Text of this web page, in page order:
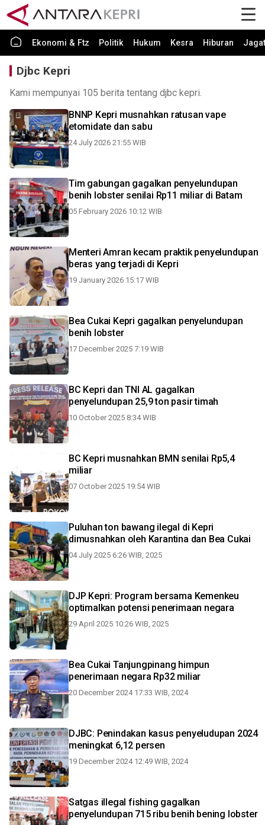
Ekonomi & Ftz Politik Hukum Kesra Hiburan Jagat
Djbc Kepri
Kami mempunyai 105 berita tentang djbc kepri.
BNNP Kepri musnahkan ratusan vape
etomidate dan sabu
24 July 2026 21:55 WIB
Tim gabungan gagalkan penyelundupan
benih lobster senilai Rp11 miliar di Batam
05 February 2026 10:12 WIB
Menteri Amran kecam praktik penyelundupan
beras yang terjadi di Kepri
19 January 2026 15:17 WIB
Bea Cukai Kepri gagalkan penyelundupan
benih lobster
17 December 2025 7:19 WIB
BC Kepri dan TNI AL gagalkan
penyelundupan 25,9 ton pasir timah
10 October 2025 8:34 WIB
BC Kepri musnahkan BMN senilai Rp5,4
miliar
07 October 2025 19:54 WIB
Puluhan ton bawang ilegal di Kepri
dimusnahkan oleh Karantina dan Bea Cukai
04 July 2025 6:26 WIB, 2025
DJP Kepri: Program bersama Kemenkeu
optimalkan potensi penerimaan negara
29 April 2025 10:26 WIB, 2025
Bea Cukai Tanjungpinang himpun
penerimaan negara Rp32 miliar
20 December 2024 17:33 WIB, 2024
DJBC: Penindakan kasus penyeludupan 2024
meningkat 6,12 persen
19 December 2024 12:49 WIB, 2024
Satgas illegal fishing gagalkan
penyelundupan 715 ribu benih bening lobster